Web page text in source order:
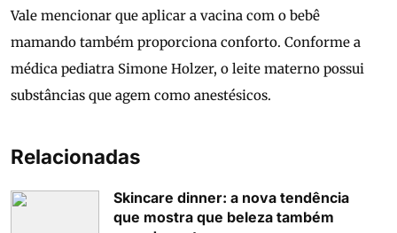
Vale mencionar que aplicar a vacina com o bebê
mamando também proporciona conforto. Conforme a
médica pediatra Simone Holzer, o leite materno possui
substâncias que agem como anestésicos.
Relacionadas
Skincare dinner: a nova tendência
que mostra que beleza também